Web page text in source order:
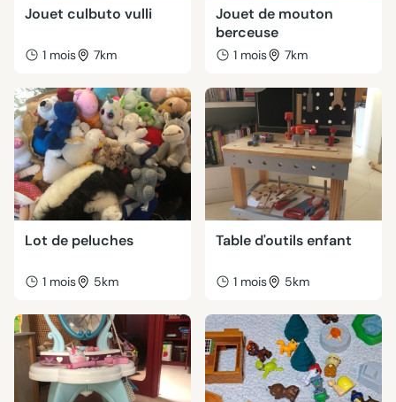
Jouet culbuto vulli
1 mois 7km
Jouet de mouton
berceuse
1 mois 7km
Lot de peluches
1 mois 5km
Table d'outils enfant
1 mois 5km